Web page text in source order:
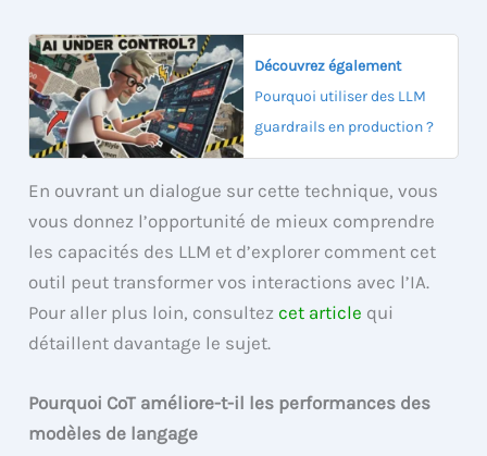
Découvrez également
Pourquoi utiliser des LLM
guardrails en production ?
En ouvrant un dialogue sur cette technique, vous
vous donnez l’opportunité de mieux comprendre
les capacités des LLM et d’explorer comment cet
outil peut transformer vos interactions avec l’IA.
Pour aller plus loin, consultezcet article qui
détaillent davantage le sujet.
Pourquoi CoT améliore-t-il les performances des
modèles de langage